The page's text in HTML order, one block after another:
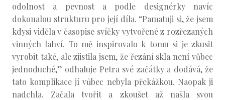
odolnost a pevnost a podle designérky navíc
dokonalou strukturu pro její díla. “Pamatuji si, že jsem
kdysi viděla v časopise svíčky vytvořené z rozřezaných
vinných lahví. To mě inspirovalo k tomu si je zkusit
vyrobit také, ale zjistila jsem, že řezání skla není vůbec
jednoduché,” odhaluje Petra své začátky a dodává, že
tato komplikace jí vůbec nebyla překážkou. Naopak ji
nadchla. Začala tvořit a zkoušet až našla svou